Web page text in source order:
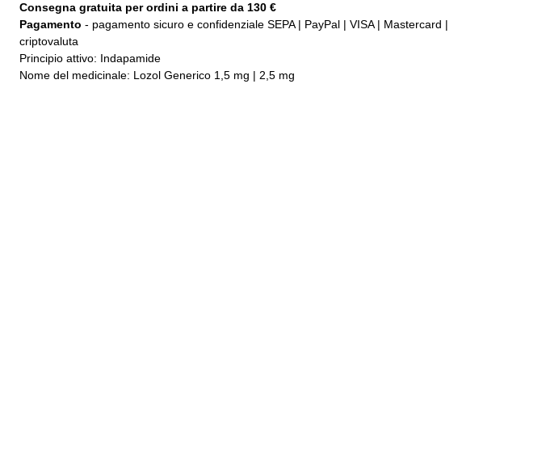
Consegna gratuita per ordini a partire da 130 €
Pagamento - pagamento sicuro e confidenziale SEPA | PayPal | VISA | Mastercard |
criptovaluta
Principio attivo: Indapamide
Nome del medicinale: Lozol Generico 1,5 mg | 2,5 mg